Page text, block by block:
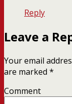
Reply
Leave a
Your email
are marked *
Comment